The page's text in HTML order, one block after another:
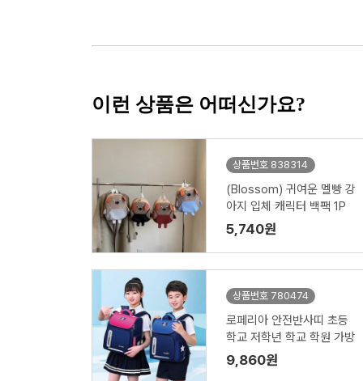
이런 상품은 어떠신가요?
상품번호 838314
(Blossom) 귀여운 멜빵 강
아지 입체 캐릭터 백팩 1P
5,740원
상품번호 780474
로페리아 안전반사띠 초등
학교 저학년 학교 학원 가방
9,860원